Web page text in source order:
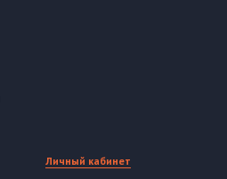
Личный кабинет